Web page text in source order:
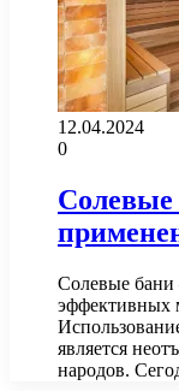
12.04.2024
0
Солевые
Солевые
эффективных
является
народов.